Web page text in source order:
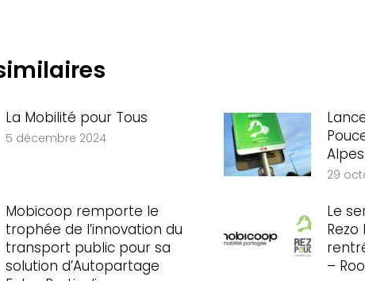
La Mobilité pour Tous
5 décembre 2024
29
Mobicoop remporte le
trophée de l’innovation du
transport public pour sa
solution d’Autopartage
Le
–